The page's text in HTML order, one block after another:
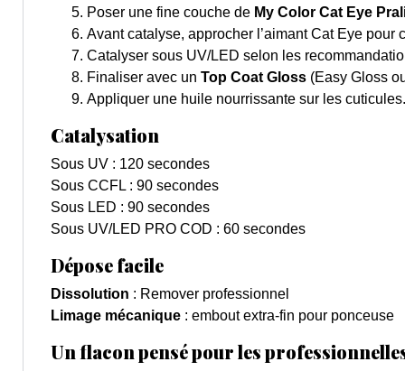
Poser une fine couche de My Color Cat Eye
Avant catalyse, approcher l’aimant Cat Eye pour
Catalyser sous UV/LED selon les
Finaliser avec un Top Coat Gloss (Easy Gloss
Appliquer une huile nourrissante sur les cuticules.
Catalysation
Sous UV : 120 secondes
Sous CCFL : 90 secondes
Sous LED : 90 secondes
Sous UV/LED PRO COD : 60 secondes
Dépose facile
Dissolution : Remover professionnel
Limage mécanique : embout extra-fin pour ponceuse
Un flacon pensé pour les